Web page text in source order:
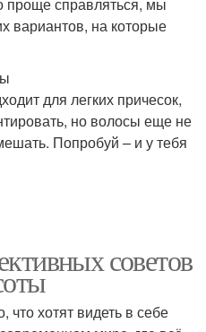
вариантов, на которые
для легких причесок,
но волосы еще не
Попробуй – и у тебя
советов
что хотят видеть в себе